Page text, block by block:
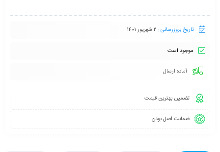
تاریخ بروزرسانی : ۲ شهریور ۱۴۰۱
موجود است
آماده ارسال
تضمین بهترین قیمت
ضمانت اصل بودن